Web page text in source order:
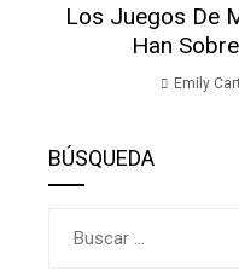
Los Juegos De
Han
Emily
BÚSQUEDA